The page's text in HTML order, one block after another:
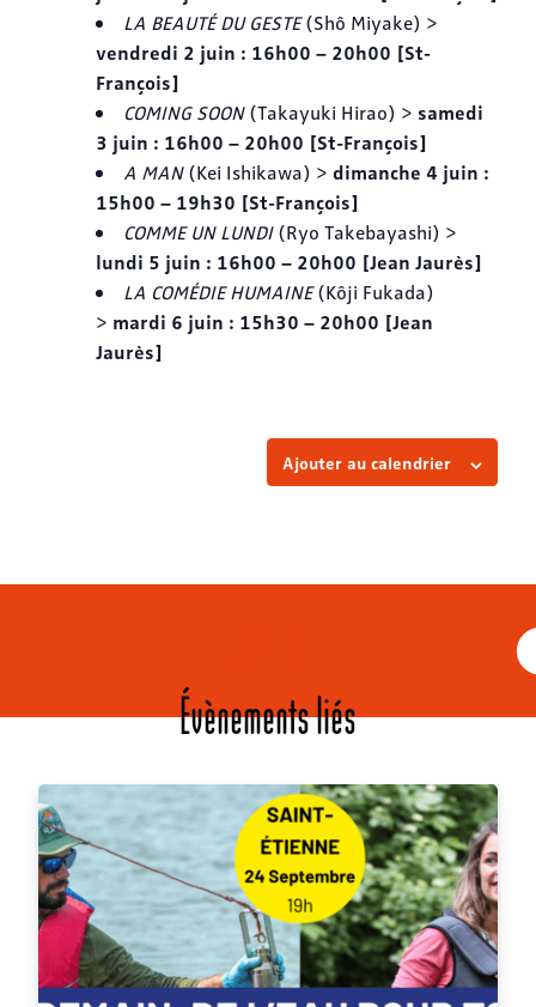
LA BEAUTÉ DU GESTE(Shô Miyake) >
vendredi 2 juin : 16h00 – 20h00 [St-
François]
COMING SOON(Takayuki Hirao) > samedi
3 juin : 16h00 – 20h00 [St-François]
A MAN(Kei Ishikawa) > dimanche 4 juin :
15h00 – 19h30 [St-François]
COMME UN LUNDI(Ryo Takebayashi) >
lundi 5 juin : 16h00 – 20h00 [Jean Jaurès]
LA COMÉDIE HUMAINE(Kôji Fukada)
> mardi 6 juin : 15h30 – 20h00 [Jean
Jaurès]
Ajouter au calendrier
Évènements liés